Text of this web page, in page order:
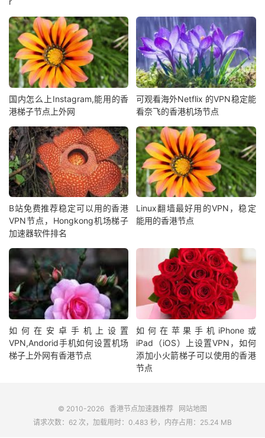
国内怎么上Instagram,能用的香
港梯子节点上外网
可观看海外Netflix 的VPN稳定能
看奈飞的香港机场节点
B站免费推荐稳定可以用的香港
VPN节点，Hongkong机场梯子
加速器软件排名
Linux翻墙最好用的VPN，稳定
能用的香港节点
如何在安卓手机上设置
VPN,Andorid手机如何设置机场
梯子上外网有香港节点
如何在苹果手机iPhone或
iPad（iOS）上设置VPN，如何
添加小火箭梯子可以使用的香港
节点
© 2010-2026 香港节点加速器推荐
网站地图
请求次数：62 次，加载用时：0.483 秒，内存占用：25.24 MB